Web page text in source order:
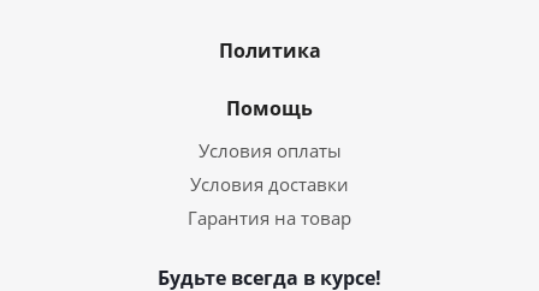
Политика
Помощь
Условия оплаты
Условия доставки
Гарантия на товар
Будьте всегда в курсе!